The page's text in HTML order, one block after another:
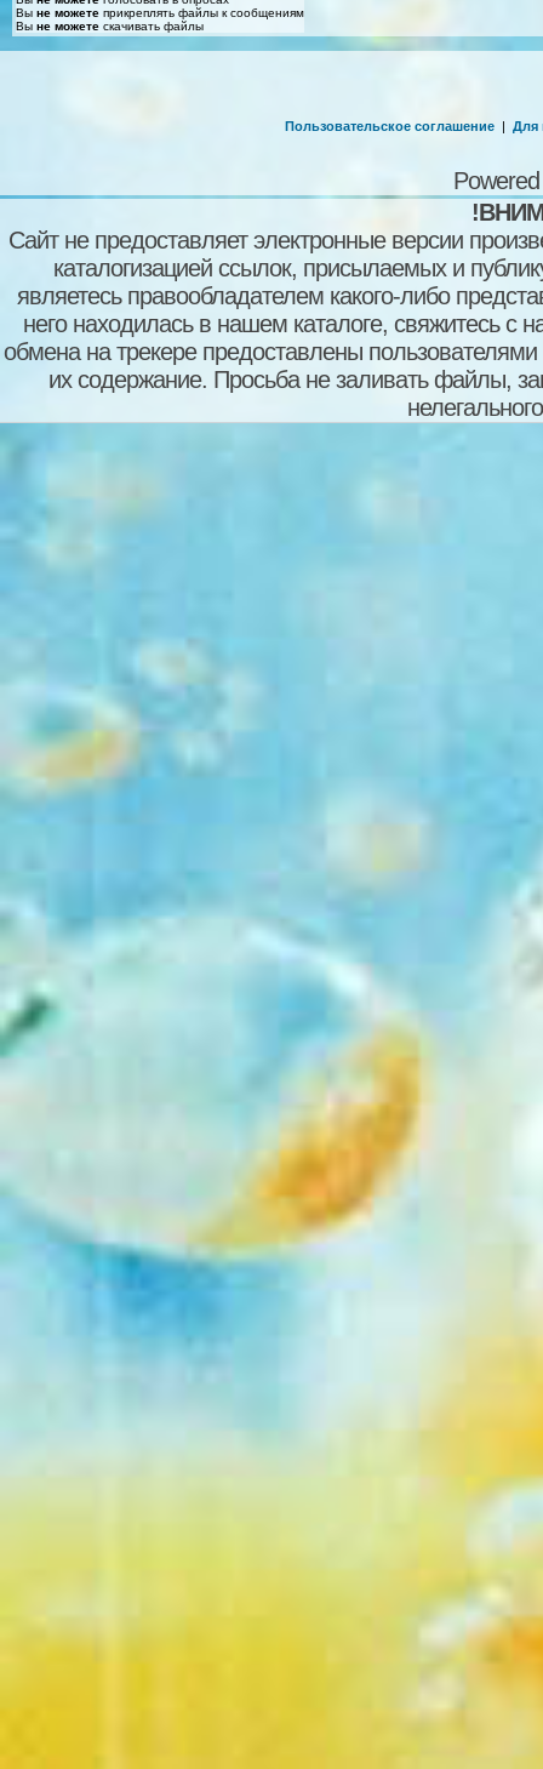
Вы не можете прикреплять файлы к сообщениям
Вы не можете скачивать файлы
Пользовательское соглашение | Для
Сайт не предоставляет электронные версии
каталогизацией ссылок, присылаемых и
являетесь правообладателем какого-либо
него находилась в нашем каталоге, свяжитесь
обмена на трекере предоставлены пользователями
их содержание. Просьба не заливать файлы,